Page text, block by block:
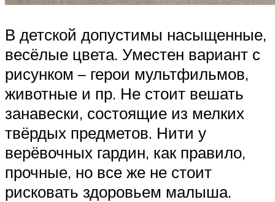
В детской допустимы насыщенные,
весёлые цвета. Уместен вариант с
рисунком – герои мультфильмов,
животные и пр. Не стоит вешать
занавески, состоящие из мелких
твёрдых предметов. Нити у
верёвочных гардин, как правило,
прочные, но все же не стоит
рисковать здоровьем малыша.